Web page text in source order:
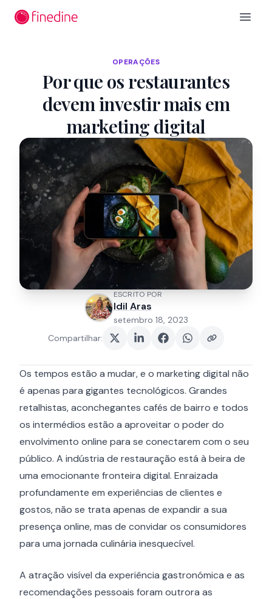
Open
OPERAÇÕES
Por que os restaurantes
devem investir mais em
marketing digital
ESCRITO POR
Idil Aras
setembro 18, 2023
Compartilhar:
Os tempos estão a mudar, e o marketing digital não
é apenas para gigantes tecnológicos. Grandes
retalhistas, aconchegantes cafés de bairro e todos
os intermédios estão a aproveitar o poder do
envolvimento online para se conectarem com o seu
público. A indústria de restauração está à beira de
uma emocionante fronteira digital. Enraizada
profundamente em experiências de clientes e
gostos, não se trata apenas de expandir a sua
presença online, mas de convidar os consumidores
para uma jornada culinária inesquecível.
A atração visível da experiência gastronómica e as
recomendações pessoais foram outrora as